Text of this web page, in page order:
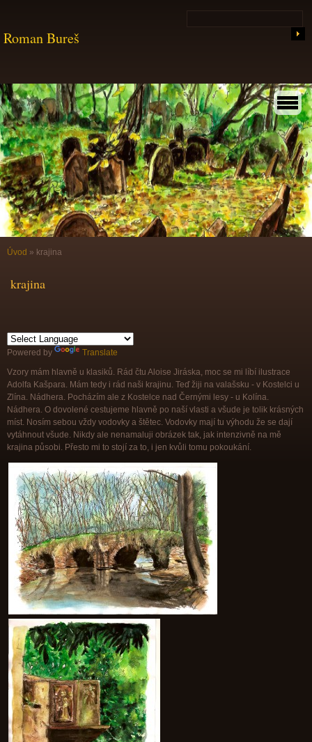
Roman Bureš
Úvod » krajina
krajina
Powered by
Translate
Vzory mám hlavně u klasiků. Rád čtu Aloise Jiráska, moc se mi líbí ilustrace
Adolfa Kašpara. Mám tedy i rád naši krajinu. Teď žiji na valašsku - v Kostelci u
Zlína. Nádhera. Pocházím ale z Kostelce nad Černými lesy - u Kolína.
Nádhera. O dovolené cestujeme hlavně po naší vlasti a všude je tolik krásných
míst. Nosím sebou vždy vodovky a štětec. Vodovky mají tu výhodu že se dají
vytáhnout všude. Nikdy ale nenamaluji obrázek tak, jak intenzivně na mě
krajina působi. Přesto mi to stojí za to, i jen kvůli tomu pokoukání.